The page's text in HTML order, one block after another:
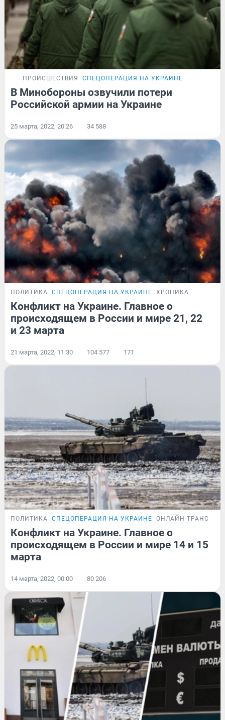
ПРОИСШЕСТВИЯ СПЕЦОПЕРАЦИЯ НА УКРАИНЕ
В Минобороны озвучили потери
Российской армии на Украине
25 марта, 2022, 20:26 34 588
ПОЛИТИКА СПЕЦОПЕРАЦИЯ НА УКРАИНЕ ХРОНИКА
Конфликт на Украине. Главное о
происходящем в России и мире 21, 22
и 23 марта
21 марта, 2022, 11:30 104 577 171
ПОЛИТИКА СПЕЦОПЕРАЦИЯ НА УКРАИНЕ ОНЛАЙН-
Конфликт на Украине. Главное о
происходящем в России и мире 14 и 15
марта
14 марта, 2022, 00:00 80 206